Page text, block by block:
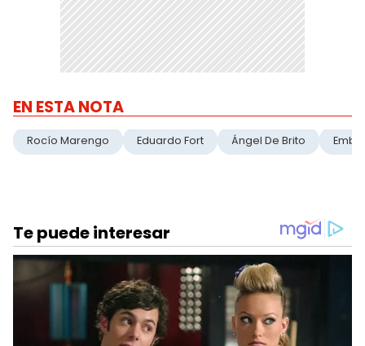
EN ESTA NOTA
Rocío Marengo Eduardo Fort Ángel De Brito